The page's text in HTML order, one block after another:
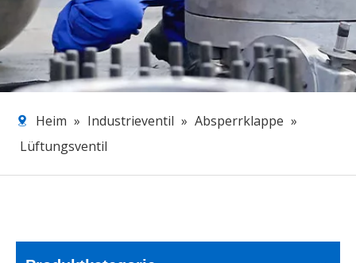
Heim » Industrieventil » Absperrklappe »
Lüftungsventil